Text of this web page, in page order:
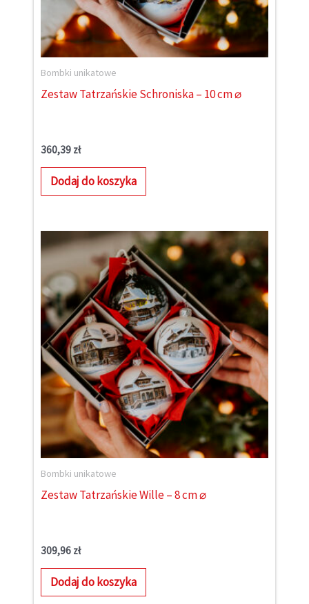
Bombki unikatowe
Zestaw Tatrzańskie Schroniska – 10 cm ⌀
360,39 zł
Dodaj do koszyka
Bombki unikatowe
Zestaw Tatrzańskie Wille – 8 cm ⌀
309,96 zł
Dodaj do koszyka